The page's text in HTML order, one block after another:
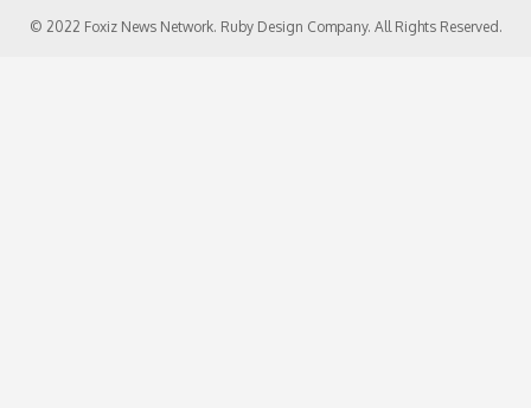
© 2022 Foxiz News Network. Ruby Design Company. All Rights Reserved.